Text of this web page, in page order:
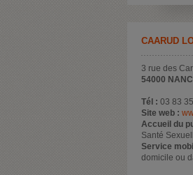
CAARUD
3 rue des
54000
Tél : 03 83
Site web :
Accueil du
Santé
Service
domicile ou